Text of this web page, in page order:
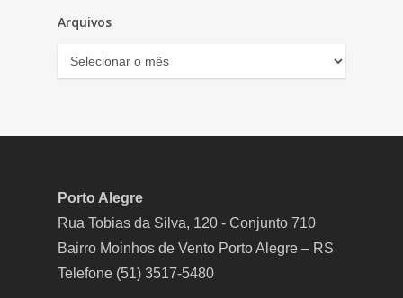
Arquivos
Arquivos
Porto Alegre
Rua Tobias da Silva, 120 - Conjunto 710
Bairro Moinhos de Vento Porto Alegre – RS
Telefone (51) 3517-5480